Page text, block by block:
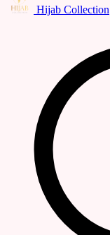
Hijab Collection